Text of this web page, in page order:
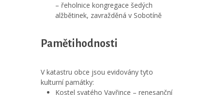
– řeholnice kongregace šedých
alžbětinek, zavražděná v Sobotíně
Pamětihodnosti
V katastru obce jsou evidovány tyto
kulturní památky:
Kostel svatého Vavřince – renesanční